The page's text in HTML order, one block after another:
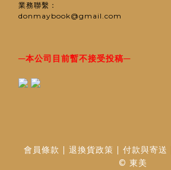
業務聯繫：
donmaybook@gmail.com
─本公司目前暫不接受投稿─
會員條款 | 退換貨政策 | 付款與寄送
© 東美